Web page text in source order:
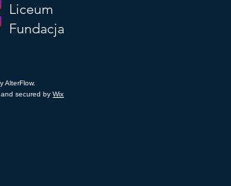
Liceum
Fundacja
AlterFlow.
and secured byWix